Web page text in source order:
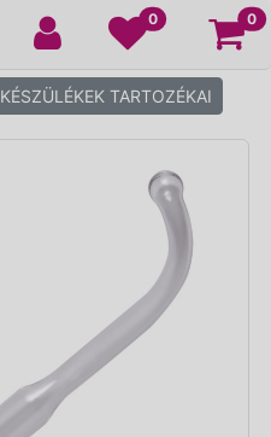
0 0
KÉSZÜLÉKEK TARTOZÉKAI